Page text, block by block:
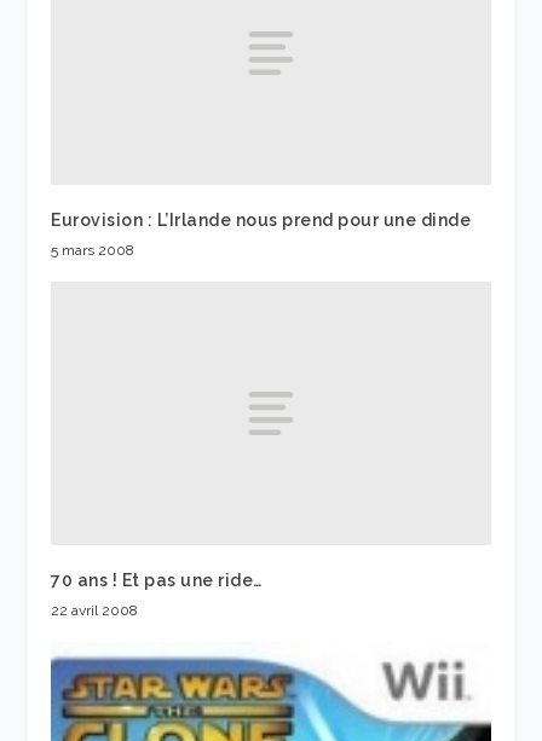
Eurovision : L’Irlande nous prend pour une dinde
5 mars 2008
70 ans ! Et pas une ride…
22 avril 2008